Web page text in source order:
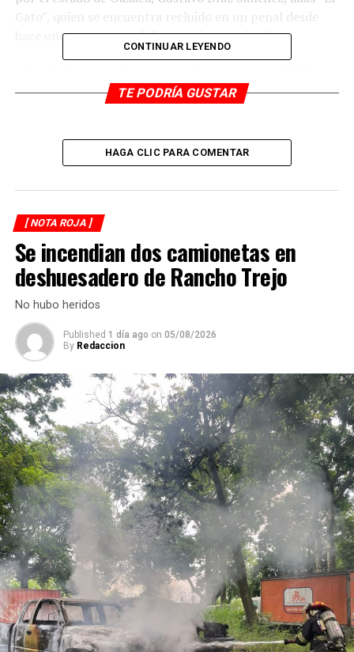
Gato”, quien se encuentra recluido en un penal desde
hace unos meses por delincuencia organizada.
quien fue detenido en el mes de marzo de este año en un
operativo, como presunto autor intelectual y material
RELATED TOPICS:
Muere joven baleado de Paraje
Muere la mujer baleada
CONTINUAR LEYENDO
TE PODRÍA GUSTAR
HAGA CLIC PARA COMENTAR
[ NOTA ROJA ]
Se incendian dos camionetas en
deshuesadero de Rancho Trejo
No hubo heridos
Published 1 día ago on 05/08/2026
By Redaccion